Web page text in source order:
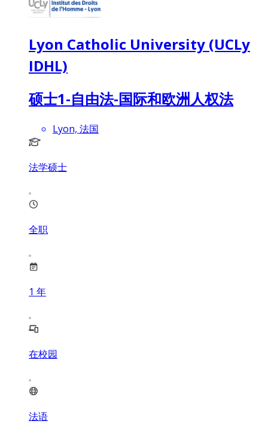
Lyon Catholic University (UCLy
IDHL)
硕士1-自由法-国际和欧洲人权法
Lyon, 法国
法学硕士
全职
1 年
在校园
法语